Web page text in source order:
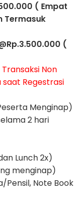
( Empat
Termasuk
(
Non
Regestrasi
Menginap)
2 hari
Lunch 2x)
menginap)
Pensil, Note Book